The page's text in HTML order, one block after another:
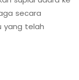
secara
yang telah